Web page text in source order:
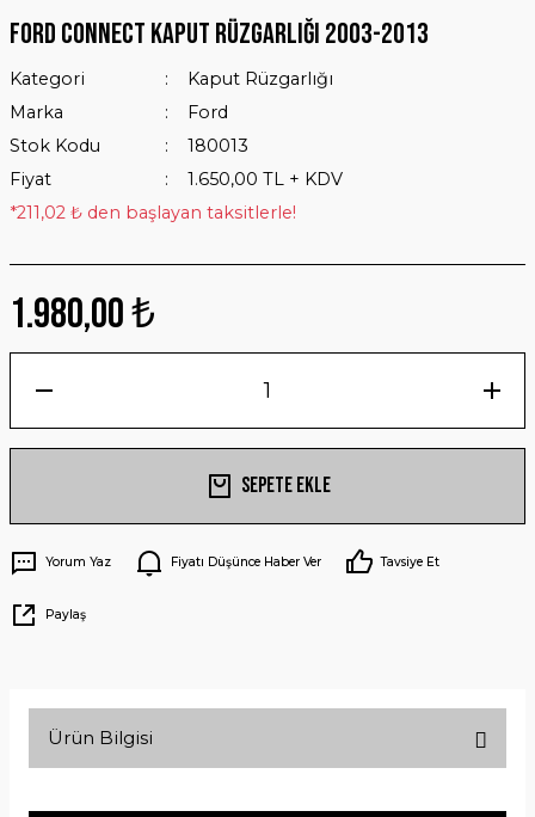
Ford Connect Kaput Rüzgarlığı 2003-2013
Kategori
Kaput Rüzgarlığı
Marka
Ford
Stok Kodu
180013
Fiyat
1.650,00 TL + KDV
*211,02 ₺ den başlayan taksitlerle!
1.980,00 ₺
Sepete Ekle
Yorum Yaz Fiyatı Düşünce Haber Ver Tavsiye Et
Paylaş
Ürün Bilgisi